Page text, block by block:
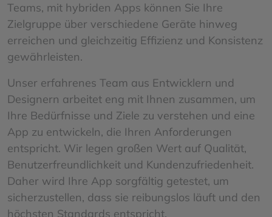
Teams, mit hybriden Apps können Sie Ihre
Zielgruppe über verschiedene Geräte hinweg
erreichen und gleichzeitig Effizienz und Konsistenz
gewährleisten.
Unser erfahrenes Team aus Entwicklern und
Designern arbeitet eng mit Ihnen zusammen, um
Ihre Bedürfnisse und Ziele zu verstehen und eine
App zu entwickeln, die Ihren Anforderungen
entspricht. Wir legen großen Wert auf Qualität,
Benutzerfreundlichkeit und Kundenzufriedenheit.
Daher wird Ihre App sorgfältig getestet, um
sicherzustellen, dass sie reibungslos läuft und den
höchsten Standards entspricht.